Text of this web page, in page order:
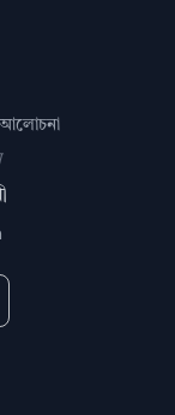
আলোচনা